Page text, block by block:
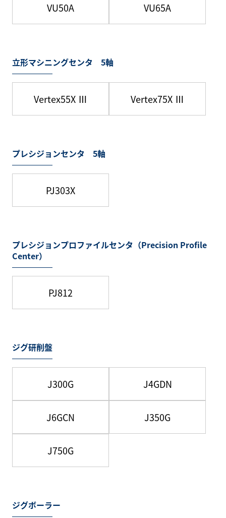
VU50A VU65A
立形マシニングセンタ 5軸
Vertex55X Ⅲ Vertex75X Ⅲ
プレシジョンセンタ 5軸
PJ303X
プレシジョンプロファイルセンタ（Precision Profile
Center）
PJ812
ジグ研削盤
J300G J4GDN
J6GCN J350G
J750G
ジグボーラー